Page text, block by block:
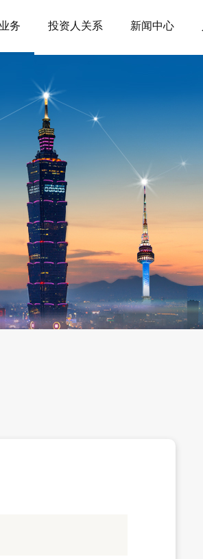
务 投资人关系 新闻中心